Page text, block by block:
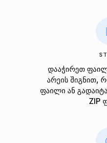
დააჭირეთ
არეის შიგნით,
ფაილი ან
ZIP